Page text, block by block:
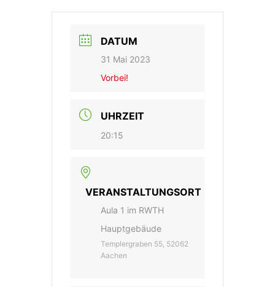
DATUM
31 Mai 2023
Vorbei!
UHRZEIT
20:15
VERANSTALTUNGSORT
Aula 1 im RWTH
Hauptgebäude
Templergraben 55, 52062
Aachen